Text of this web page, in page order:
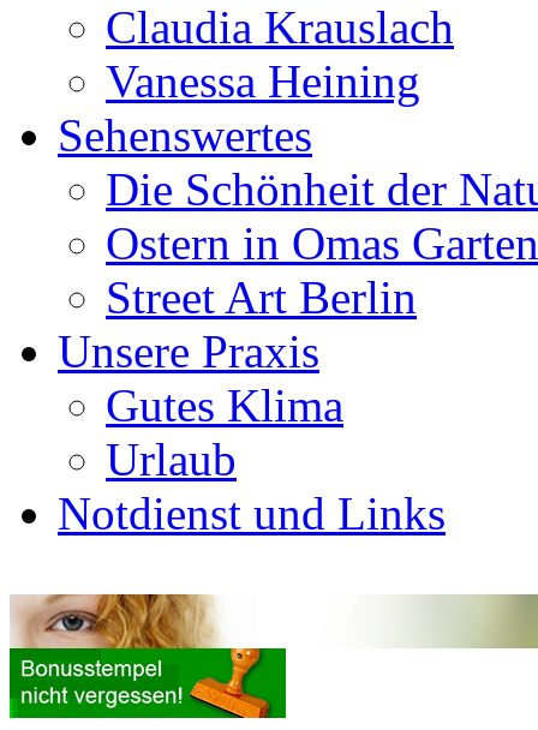
Claudia Krauslach
Vanessa Heining
Sehenswertes
Die Schönheit der
Ostern in Omas Garten
Street Art Berlin
Unsere Praxis
Gutes Klima
Urlaub
Notdienst und Links